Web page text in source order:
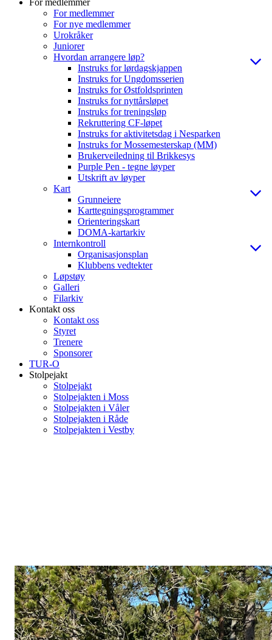
For medlemmer
For medlemmer
For nye medlemmer
Urokråker
Juniorer
Hvordan arrangere løp?
Instruks for lørdagskjappen
Instruks for Ungdomsserien
Instruks for Østfoldsprinten
Instruks for nyttårsløpet
Instruks for treningsløp
Rekruttering CF-løpet
Instruks for aktivitetsdag i Nesparken
Instruks for Mossemesterskap (MM)
Brukerveiledning til Brikkesys
Purple Pen - tegne løyper
Utskrift av løyper
Kart
Grunneiere
Karttegningsprogrammer
Orienteringskart
DOMA-kartarkiv
Internkontroll
Organisasjonsplan
Klubbens vedtekter
Løpstøy
Galleri
Filarkiv
Kontakt oss
Kontakt oss
Styret
Trenere
Sponsorer
TUR-O
Stolpejakt
Stolpejakt
Stolpejakten i Moss
Stolpejakten i Våler
Stolpejakten i Råde
Stolpejakten i Vestby